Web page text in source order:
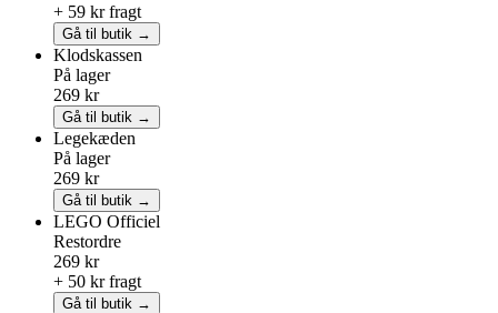
+ 59 kr fragt
Gå til butik →
Klodskassen
På lager
269 kr
Gå til butik →
Legekæden
På lager
269 kr
Gå til butik →
LEGO Officiel
Restordre
269 kr
+ 50 kr fragt
Gå til butik →